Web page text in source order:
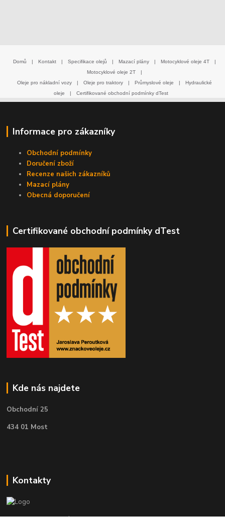
Domů | Kontakt | Specifikace olejů | Mazací plány | Motocyklové oleje 4T
|
Motocyklové oleje 2T
|
Oleje pro nákladní vozy
| Oleje pro traktory | Průmyslové oleje |
Hydraulické
oleje
| Certifikované obchodní podmínky dTest
Informace pro zákazníky
Obchodní podmínky
Doručení zboží
Recenze našich zákazníků
Mazací plány
Obecná doporučení
Certifikované obchodní podmínky dTest
Kde nás najdete
Obchodní 25
434 01 Most
Kontakty
Telefon pro technické dotazy: 775 113 255